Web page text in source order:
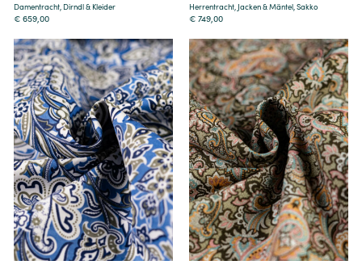
Damentracht, Dirndl & Kleider
€659,00
Herrentracht, Jacken & Mäntel,Sakko
€ 749,00
Details Details